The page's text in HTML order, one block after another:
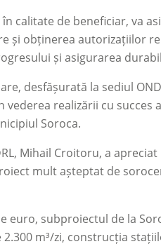
calitate de beneficiar, va
și obținerea autorizațiilor
și asigurarea
desfășurată la sediul
realizării cu
Soroca.
Mihail Croitoru, a
mult așteptat de
euro, subproiectul de la
m³/zi, construcția